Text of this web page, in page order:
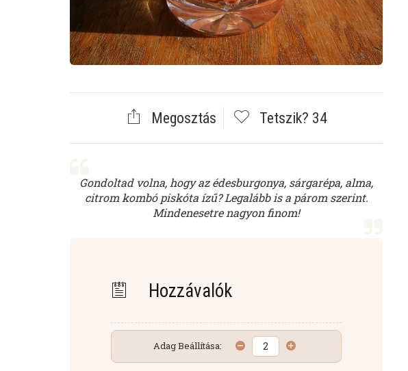
Megosztás Tetszik? 34
Gondoltad volna, hogy az édesburgonya, sárgarépa, alma,
citrom kombó piskóta ízű? Legalább is a párom szerint.
Mindenesetre nagyon finom!
Hozzávalók
Adag Beállítása: